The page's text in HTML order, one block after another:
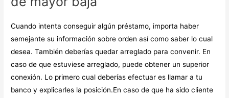
Cuando intenta conseguir algún préstamo, importa haber
semejante su información sobre orden así­ como saber lo cual
desea. También deberías quedar arreglado para convenir. En
caso de que estuviese arreglado, puede obtener un superior
conexión. Lo primero cual deberías efectuar es llamar a tu
banco y explicarles la posición.En caso de que ha sido cliente